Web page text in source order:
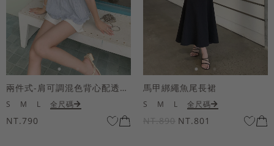
兩件式-肩可調混色背心配透膚短袖上衣
S M L 全尺碼
NT.790
馬甲綁繩魚尾長裙
S M L 全尺碼
NT.890 NT.801